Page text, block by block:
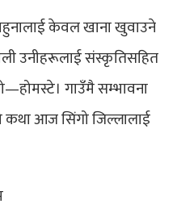
केवल खाना खुवाउने
उनीहरूलाई संस्कृतिसहित
गाउँमै सम्भावना
आज सिंगो जिल्लालाई